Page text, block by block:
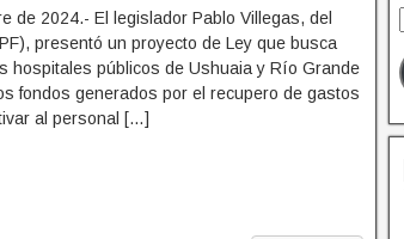
de 2024.- El legislador Pablo Villegas, del
presentó un proyecto de Ley que busca
hospitales públicos de Ushuaia y Río Grande
fondos generados por el recupero de gastos
al personal […]